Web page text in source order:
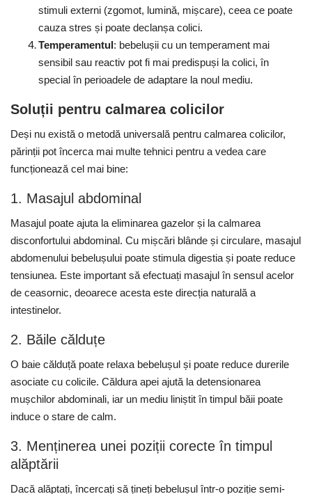
stimuli externi (zgomot, lumină, mișcare), ceea ce poate
cauza stres și poate declanșa colici.
Temperamentul: bebelușii cu un temperament mai
sensibil sau reactiv pot fi mai predispuși la colici, în
special în perioadele de adaptare la noul mediu.
Soluții pentru calmarea colicilor
Deși nu există o metodă universală pentru calmarea colicilor,
părinții pot încerca mai multe tehnici pentru a vedea care
funcționează cel mai bine:
1. Masajul abdominal
Masajul poate ajuta la eliminarea gazelor și la calmarea
disconfortului abdominal. Cu mișcări blânde și circulare, masajul
abdomenului bebelușului poate stimula digestia și poate reduce
tensiunea. Este important să efectuați masajul în sensul acelor
de ceasornic, deoarece acesta este direcția naturală a
intestinelor.
2. Băile călduțe
O baie călduță poate relaxa bebelușul și poate reduce durerile
asociate cu colicile. Căldura apei ajută la detensionarea
mușchilor abdominali, iar un mediu liniștit în timpul băii poate
induce o stare de calm.
3. Menținerea unei poziții corecte în timpul
alăptării
Dacă alăptați, încercați să țineți bebelușul într-o poziție semi-